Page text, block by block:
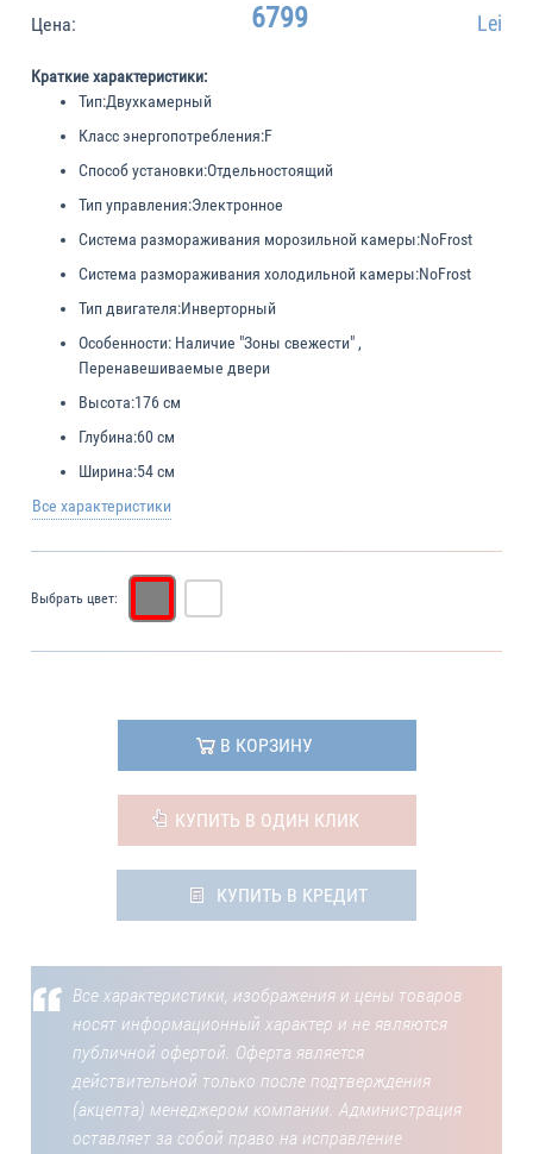
Цена: 6799 Lei
Краткие характеристики:
Тип:Двухкамерный
Класс энергопотребления:F
Способ установки:Отдельностоящий
Тип управления:Электронное
Система размораживания морозильной камеры:NoFrost
Система размораживания холодильной камеры:NoFrost
Тип двигателя:Инверторный
Особенности: Наличие "Зоны свежести" ,
Перенавешиваемые двери
Высота:176 см
Глубина:60 см
Ширина:54 см
Все характеристики
Выбрать цвет:
В КОРЗИНУ
КУПИТЬ В ОДИН КЛИК
КУПИТЬ В КРЕДИТ
Все характеристики, изображения и цены товаров
носят информационный характер и не являются
публичной офертой. Оферта является
действительной только после подтверждения
(акцепта) менеджером компании. Администрация
оставляет за собой право на исправление